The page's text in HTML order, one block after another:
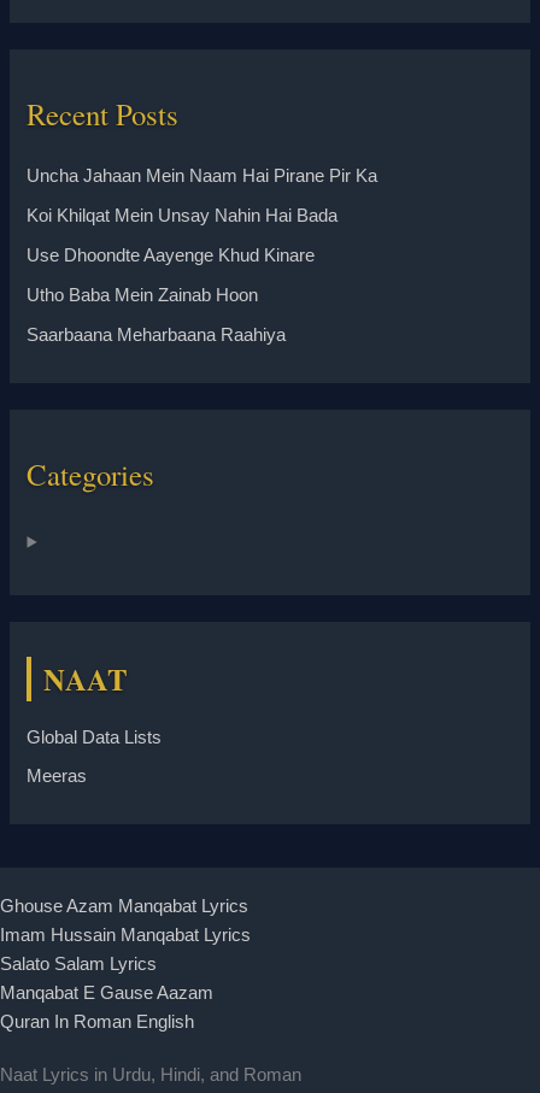
Recent Posts
Uncha Jahaan Mein Naam Hai Pirane Pir Ka
Koi Khilqat Mein Unsay Nahin Hai Bada
Use Dhoondte Aayenge Khud Kinare
Utho Baba Mein Zainab Hoon
Saarbaana Meharbaana Raahiya
Categories
NAAT
Global Data Lists
Meeras
Ghouse Azam Manqabat Lyrics
Imam Hussain Manqabat Lyrics
Salato Salam Lyrics
Manqabat E Gause Aazam
Quran In Roman English
Naat Lyrics in Urdu, Hindi, and Roman